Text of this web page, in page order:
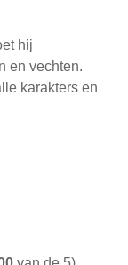
hij
en vechten.
karakters en